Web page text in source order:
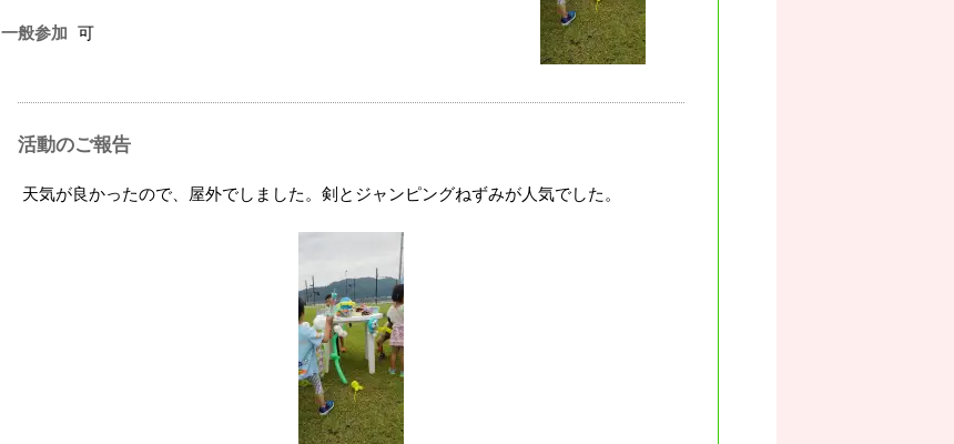
一般参加 可
活動のご報告
天気が良かったので、屋外でしました。剣とジャンピングねずみが人気でした。